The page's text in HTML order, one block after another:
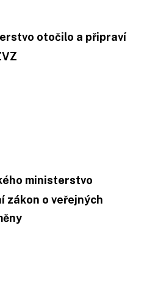
otočilo a připraví
ministerstvo
zákon o veřejných